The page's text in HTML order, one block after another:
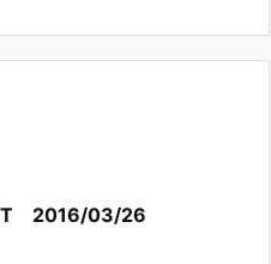
2016/03/26